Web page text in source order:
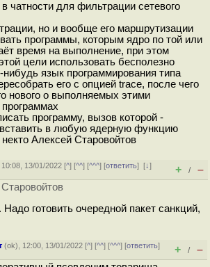
чатности для фильтрации сетевого
но и вообще его маршрутизации
программы, которым ядро по той или
время на выполнение, при этом
цели использовать бесполезно
нибудь язык программирования типа
его с опцией trace, после чего
нового о выполняемых этими
программу, вызов которой -
в любую ядерную функцию
Алексей Старовойтов
10:08, 13/01/2022 [^] [^^] [^^^] [ответить][↓]
+ / –
готовить очередной пакет санкций,
(ok), 12:00, 13/01/2022 [^] [^^] [^^^] [ответить]
+ / –